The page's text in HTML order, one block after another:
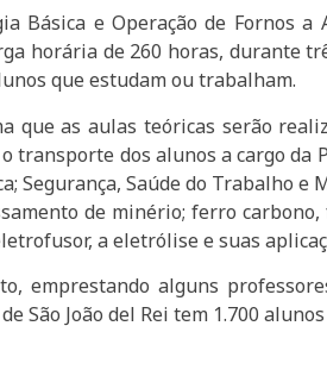
Básica e Operação de Fornos
horária de 260 horas, durante
que estudam ou trabalham.
que as aulas teóricas serão
transporte dos alunos a cargo
Segurança, Saúde do Trabalho
de minério; ferro
a eletrólise e suas
emprestando alguns
São João del Rei tem 1.700